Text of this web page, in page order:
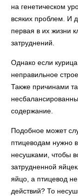
на генетическом
всяких проблем. И
первая в их жизни
затруднений.
Однако если
неправильное
Также причинами
содержание.
Подобное может
птицеводам нужно
несушками, чтобы
затрудненной
яйцо, а птицевод
действий? То